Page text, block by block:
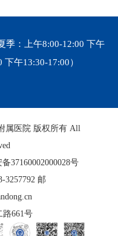
季：上午8:00-12:00 下午
午13:30-17:00）
属医院 版权所有 All
37160002000028号
3257792 邮
661号